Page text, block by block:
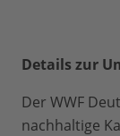
Details zur
Der WWF
nachhaltige